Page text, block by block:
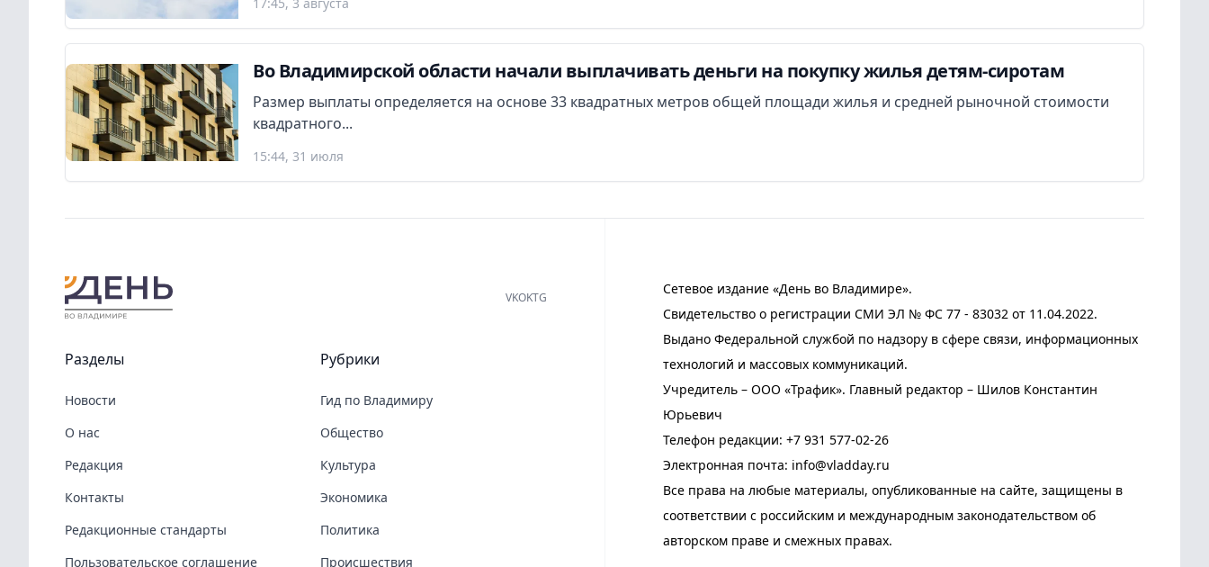
Во Владимирской области начали выплачивать деньги на покупку жилья детям-сиротам
Размер выплаты определяется на основе 33 квадратных метров общей площади жилья и средней рыночной стоимости
квадратного...
15:44, 31 июля
Сетевое издание «День во Владимире».
Свидетельство о регистрации СМИ ЭЛ № ФС 77 - 83032 от 11.04.2022.
Выдано Федеральной службой по надзору в сфере связи, информационных
технологий и массовых коммуникаций.
Учредитель – ООО «Трафик». Главный редактор – Шилов Константин
Юрьевич
Телефон редакции: +7 931 577-02-26
Электронная почта: info@vladday.ru
Все права на любые материалы, опубликованные на сайте, защищены в
соответствии с российским и международным законодательством об
авторском праве и смежных правах.
VKOKTG
Разделы
Новости
О нас
Редакция
Контакты
Редакционные стандарты
Пользовательское соглашение
Рубрики
Гид по Владимиру
Общество
Культура
Экономика
Политика
Происшествия